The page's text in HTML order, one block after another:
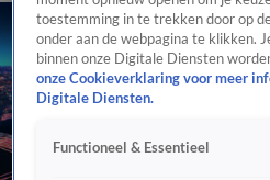
toestemming in te trekken door op
onder aan de webpagina te klikken.
binnen onze Digitale Diensten
onze Cookieverklaring voor meer
Digitale Diensten.
Functioneel & Essentieel